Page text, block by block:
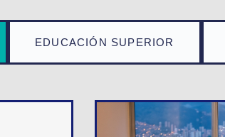
EDUCACIÓN SUPERIOR